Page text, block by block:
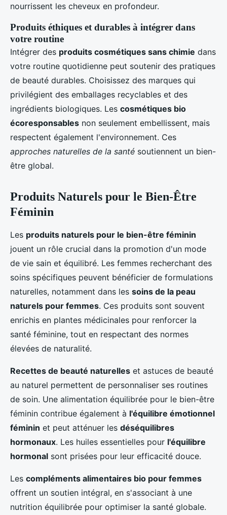
nourrissent les cheveux en profondeur.
Produits éthiques et durables à intégrer dans
votre routine
Intégrer des produits cosmétiques sans chimie dans
votre routine quotidienne peut soutenir des pratiques
de beauté durables. Choisissez des marques qui
privilégient des emballages recyclables et des
ingrédients biologiques. Les cosmétiques bio
écoresponsables non seulement embellissent, mais
respectent également l'environnement. Ces
approches naturelles de la santé soutiennent un bien-
être global.
Produits Naturels pour le Bien-Être
Féminin
Les produits naturels pour le bien-être féminin
jouent un rôle crucial dans la promotion d'un mode
de vie sain et équilibré. Les femmes recherchant des
soins spécifiques peuvent bénéficier de formulations
naturelles, notamment dans les soins de la peau
naturels pour femmes. Ces produits sont souvent
enrichis en plantes médicinales pour renforcer la
santé féminine, tout en respectant des normes
élevées de naturalité.
Recettes de beauté naturelles et astuces de beauté
au naturel permettent de personnaliser ses routines
de soin. Une alimentation équilibrée pour le bien-être
féminin contribue également à l'équilibre émotionnel
féminin et peut atténuer les déséquilibres
hormonaux. Les huiles essentielles pour l'équilibre
hormonal sont prisées pour leur efficacité douce.
Les compléments alimentaires bio pour femmes
offrent un soutien intégral, en s'associant à une
nutrition équilibrée pour optimiser la santé globale.